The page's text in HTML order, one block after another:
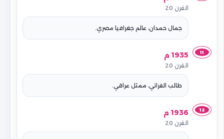
القرن 20
جمال حمدان، عالم جغرافيا مصري.
11 1935 م
القرن 20
طالب الفراتي، ممثل عراقي.
12 1936 م
القرن 20